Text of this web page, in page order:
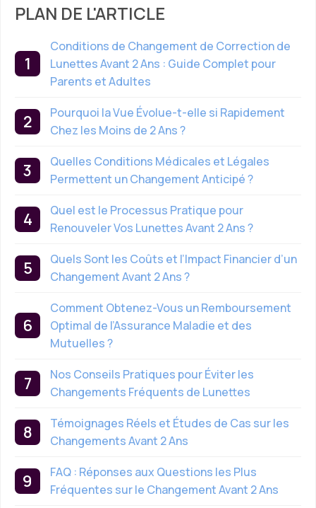
PLAN DE L'ARTICLE
Conditions de Changement de Correction de
Lunettes Avant 2 Ans : Guide Complet pour
Parents et Adultes
Pourquoi la Vue Évolue-t-elle si Rapidement
Chez les Moins de 2 Ans ?
Quelles Conditions Médicales et Légales
Permettent un Changement Anticipé ?
Quel est le Processus Pratique pour
Renouveler Vos Lunettes Avant 2 Ans ?
Quels Sont les Coûts et l’Impact Financier d’un
Changement Avant 2 Ans ?
Comment Obtenez-Vous un Remboursement
Optimal de l’Assurance Maladie et des
Mutuelles ?
Nos Conseils Pratiques pour Éviter les
Changements Fréquents de Lunettes
Témoignages Réels et Études de Cas sur les
Changements Avant 2 Ans
FAQ : Réponses aux Questions les Plus
Fréquentes sur le Changement Avant 2 Ans